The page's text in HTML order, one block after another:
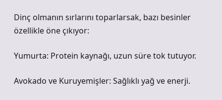
Dinç olmanın sırlarını toparlarsak, bazı besinler
özellikle öne çıkıyor:
Yumurta: Protein kaynağı, uzun süre tok tutuyor.
Avokado ve Kuruyemişler: Sağlıklı yağ ve enerji.